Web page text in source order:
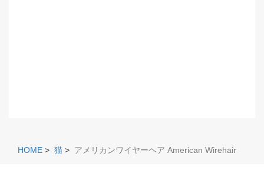
HOME > 猫 > アメリカンワイヤーヘア American Wirehair